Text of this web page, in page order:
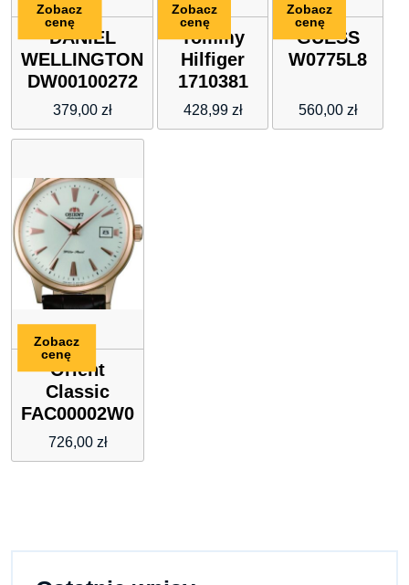
DANIEL
WELLINGTON
DW00100272
379,00 zł
Zobacz
cenę
Tommy
Hilfiger
1710381
428,99 zł
Zobacz
cenę
GUESS
W0775L8
560,00 zł
Zobacz
cenę
Orient
Classic
FAC00002W0
726,00 zł
Zobacz
cenę